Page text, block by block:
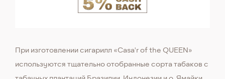
При изготовлении сигарилл «Casa'r of the QUEEN»
используются тщательно отобранные сорта табаков с